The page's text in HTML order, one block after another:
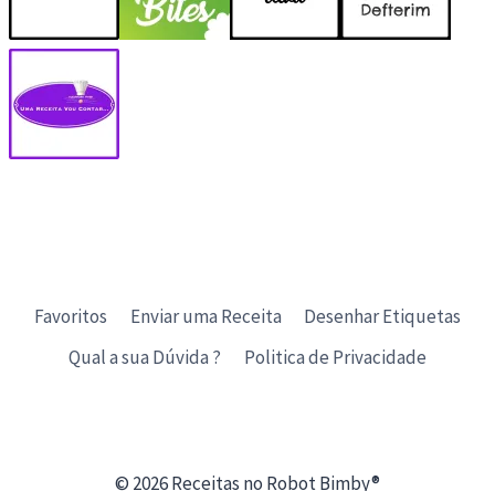
Favoritos Enviar uma Receita
Desenhar Etiquetas
Qual a sua Dúvida ?
Politica de Privacidade
© 2026 Receitas no Robot Bimby®